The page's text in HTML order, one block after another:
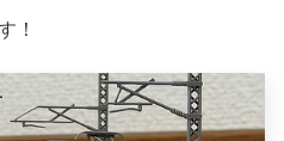
！